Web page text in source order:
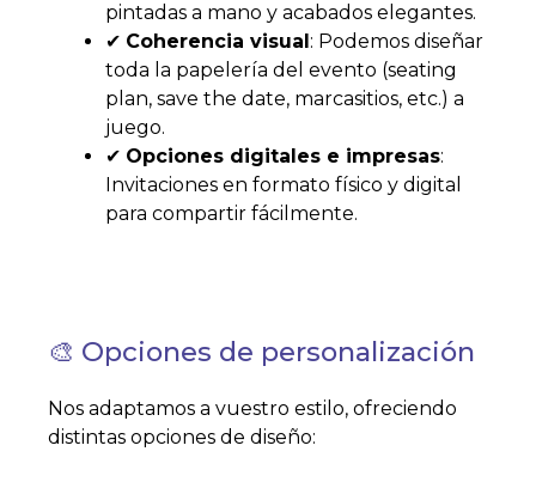
pintadas a mano y acabados elegantes.
✔ Coherencia visual: Podemos diseñar
toda la papelería del evento (seating
plan, save the date, marcasitios, etc.) a
juego.
✔ Opciones digitales e impresas:
Invitaciones en formato físico y digital
para compartir fácilmente.
🎨 Opciones de personalización
Nos adaptamos a vuestro estilo, ofreciendo
distintas opciones de diseño: